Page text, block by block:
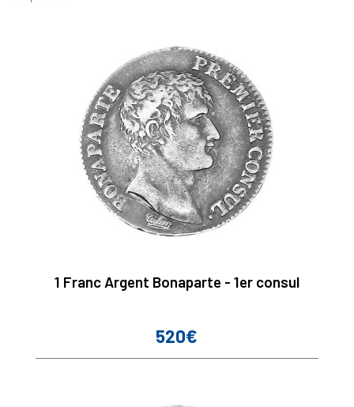
1 Franc Argent Bonaparte - 1er consul
Prix
520€